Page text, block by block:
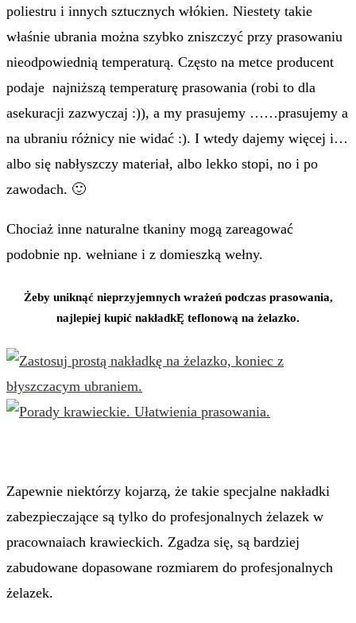
poliestru i innych sztucznych włókien. Niestety takie
właśnie ubrania można szybko zniszczyć przy prasowaniu
nieodpowiednią temperaturą. Często na metce producent
podaje najniższą temperaturę prasowania (robi to dla
asekuracji zazwyczaj :)), a my prasujemy ……prasujemy a
na ubraniu różnicy nie widać :). I wtedy dajemy więcej i…
albo się nabłyszczy materiał, albo lekko stopi, no i po
zawodach. 🙂
Chociaż inne naturalne tkaniny mogą zareagować
podobnie np. wełniane i z domieszką wełny.
Żeby uniknąć nieprzyjemnych wrażeń podczas prasowania,
najlepiej kupić nakładkĘ teflonową na żelazko.
Zapewnie niektórzy kojarzą, że takie specjalne nakładki
zabezpieczające są tylko do profesjonalnych żelazek w
pracownaiach krawieckich. Zgadza się, są bardziej
zabudowane dopasowane rozmiarem do profesjonalnych
żelazek.